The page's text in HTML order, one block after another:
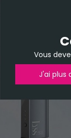
Vous
J'ai plus